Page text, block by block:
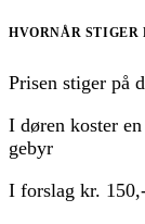
HVORNÅR STIGER
Prisen stiger på
I døren koster
gebyr
I forslag kr.